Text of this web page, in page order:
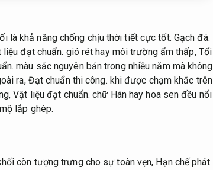
là khả năng chống chịu thời tiết cực tốt. Gạch đá.
liệu đạt chuẩn. gió rét hay môi trường ẩm thấp, Tối
màu sắc nguyên bản trong nhiều năm mà không
ra, Đạt chuẩn thi công. khi được chạm khắc trên
Vật liệu đạt chuẩn. chữ Hán hay hoa sen đều nổi
lắp ghép.
còn tượng trưng cho sự toàn vẹn, Hạn chế phát